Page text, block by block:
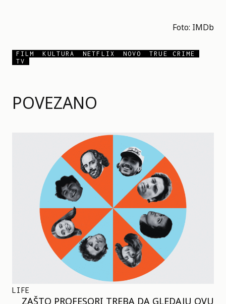
POVEZANO
LIFE
ZAŠTO PROFESORI TREBA DA GLEDAJU OVU
Foto: IMDb
FILM KULTURA NETFLIX NOVO
TRUE CRIME
TV